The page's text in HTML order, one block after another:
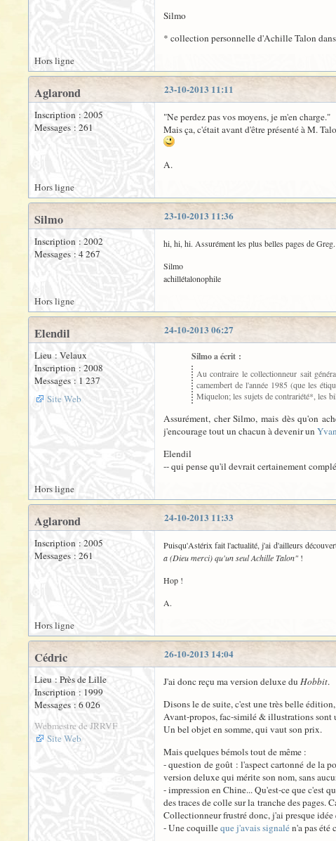
Silmo
* collection personnelle d'Achille Talon
Hors ligne
23-10-2013 11:11
Aglarond
Inscription : 2005
Messages : 261
"Ne perdez pas vos moyens, je m'en charge."
Mais ça, c'était avant d'être présenté à M.
A.
Hors ligne
23-10-2013 11:36
Silmo
Inscription : 2002
Messages : 4 267
hi, hi, hi. Assurément les plus belles pages de Greg.
Silmo
achillétalonophile
Hors ligne
24-10-2013 06:27
Elendil
Lieu : Velaux
Inscription : 2008
Messages : 1 237
Site Web
Silmo a écrit :
Au contraire le collectionneur sait
camembert de l'année 1985 (que les
Miquelon; les sujets de contrariété*, les
Assurément, cher Silmo, mais dès qu'on
j'encourage tout un chacun à devenir un
Elendil
-- qui pense qu'il devrait certainement
Hors ligne
24-10-2013 11:33
Aglarond
Inscription : 2005
Messages : 261
Puisqu'Astérix fait l'actualité, j'ai d'ailleurs
a (Dieu merci) qu'un seul Achille Talon" !
Hop !
A.
Hors ligne
26-10-2013 14:04
Cédric
Lieu : Près de Lille
Inscription : 1999
Messages : 6 026
Webmestre de JRRVF
Site Web
J'ai donc reçu ma version deluxe du Hobbit.
Disons le de suite, c'est une très belle
Avant-propos, fac-similé & illustrations
Un bel objet en somme, qui vaut son prix.
Mais quelques bémols tout de même :
- question de goût : l'aspect cartonné de la
version deluxe qui mérite son nom, sans
- impression en Chine... Qu'est-ce que c'est
des traces de colle sur la tranche des pages.
Collectionneur frustré donc, j'ai presque
- Une coquilleque j'avais signalén'a pas été